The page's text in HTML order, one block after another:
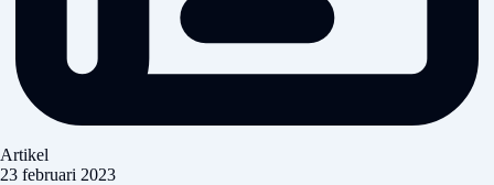
Artikel
23 februari 2023